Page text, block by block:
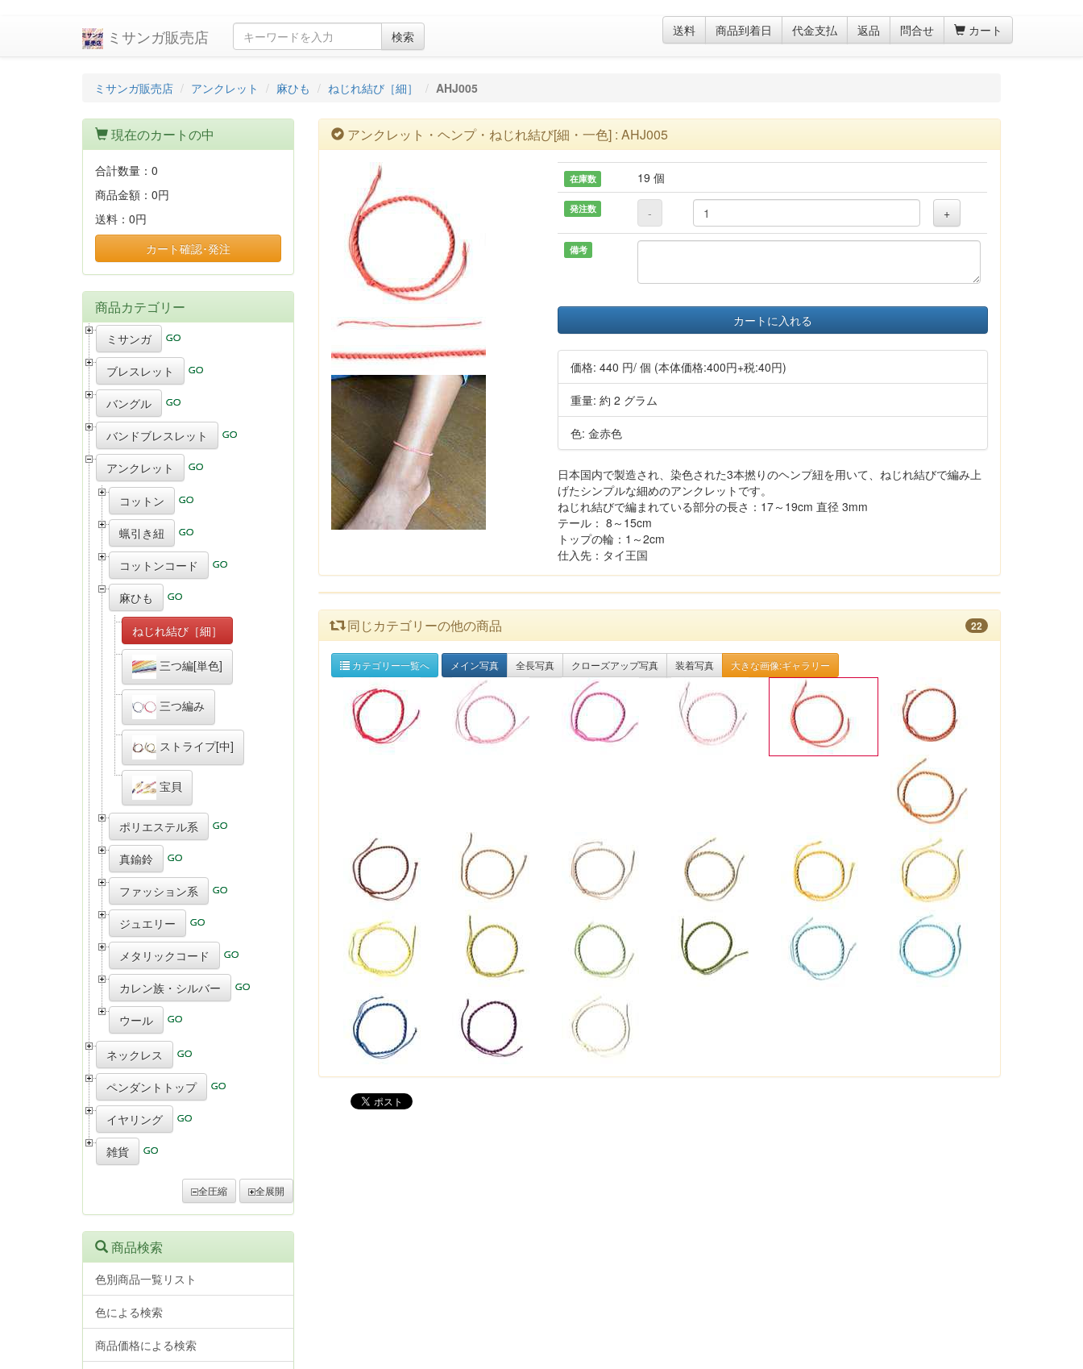
ミサンガ販売店 検索 送料 商品到着日 代金支払 返品 問合せ カート
ミサンガ販売店 アンクレット 麻ひも ねじれ結び［細］ AHJ005
アンクレット・ヘンプ・ねじれ結び[細・一色] : AHJ005
在庫数 19 個
発注数 - +
備考
カートに入れる
価格:440 円/ 個 (本体価格:400円+税:40円)
重量: 約 2 グラム
色: 金赤色
日本国内で製造され、染色された3本撚りのヘンプ紐を用いて、ねじれ結びで編み上
げたシンプルな細めのアンクレットです。
ねじれ結びで編まれている部分の長さ：17～19cm 直径 3mm
テール： 8～15cm
トップの輪：1～2cm
仕入先：タイ王国
同じカテゴリーの他の商品 22
カテゴリー一覧へ メイン写真 全長写真 クローズアップ写真 装着写真 大きな画像:ギャラリー
現在のカートの中
合計数量： 0
商品金額： 0円
送料： 0円
カート確認･発注
商品カテゴリー
ミサンガ
ブレスレット
バングル
バンドブレスレット
アンクレット
コットン
蝋引き紐
コットンコード
麻ひも
ねじれ結び［細］
三つ編[単色]
三つ編み
ストライプ[中]
宝貝
ポリエステル系
真鍮鈴
ファッション系
ジュエリー
メタリックコード
カレン族・シルバー
ウール
ネックレス
ペンダントトップ
イヤリング
雑貨
全圧縮 全展開
商品検索
色別商品一覧リスト
色による検索
商品価格による検索